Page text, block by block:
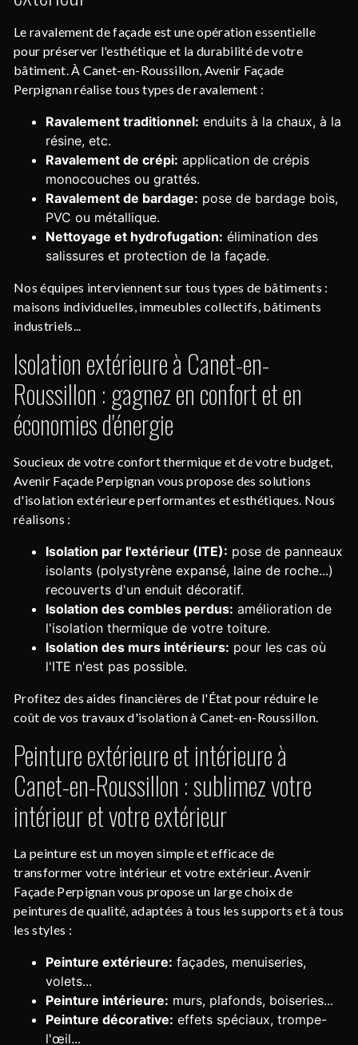
Le ravalement de façade est une opération essentielle
pour préserver l'esthétique et la durabilité de votre
bâtiment. À Canet-en-Roussillon, Avenir Façade
Perpignan réalise tous types de ravalement :
Ravalement traditionnel: enduits à la chaux, à la
résine, etc.
Ravalement de crépi: application de crépis
monocouches ou grattés.
Ravalement de bardage: pose de bardage bois,
PVC ou métallique.
Nettoyage et hydrofugation: élimination des
salissures et protection de la façade.
Nos équipes interviennent sur tous types de bâtiments :
maisons individuelles, immeubles collectifs, bâtiments
industriels...
Isolation extérieure à Canet-en-
Roussillon : gagnez en confort et en
économies d'énergie
Soucieux de votre confort thermique et de votre budget,
Avenir Façade Perpignan vous propose des solutions
d'isolation extérieure performantes et esthétiques. Nous
réalisons :
Isolation par l'extérieur (ITE): pose de panneaux
isolants (polystyrène expansé, laine de roche...)
recouverts d'un enduit décoratif.
Isolation des combles perdus: amélioration de
l'isolation thermique de votre toiture.
Isolation des murs intérieurs: pour les cas où
l'ITE n'est pas possible.
Profitez des aides financières de l'État pour réduire le
coût de vos travaux d'isolation à Canet-en-Roussillon.
Peinture extérieure et intérieure à
Canet-en-Roussillon : sublimez votre
intérieur et votre extérieur
La peinture est un moyen simple et efficace de
transformer votre intérieur et votre extérieur. Avenir
Façade Perpignan vous propose un large choix de
peintures de qualité, adaptées à tous les supports et à tous
les styles :
Peinture extérieure: façades, menuiseries,
volets...
Peinture intérieure: murs, plafonds, boiseries...
Peinture décorative: effets spéciaux, trompe-
l'œil...